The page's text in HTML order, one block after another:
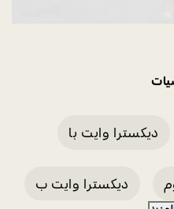
ديكسترا وايت با
ديكسترا وايت ب